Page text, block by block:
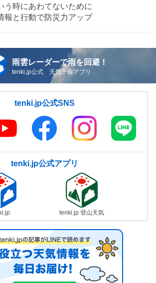
う時にあわてないために
報と行動で防災力アップ
雨雲レーダーで雨を回避！
tenki.jp公式 天気予報アプリ
tenki.jp公式SNS
tenki.jp公式アプリ
tenki.jp 登山天気